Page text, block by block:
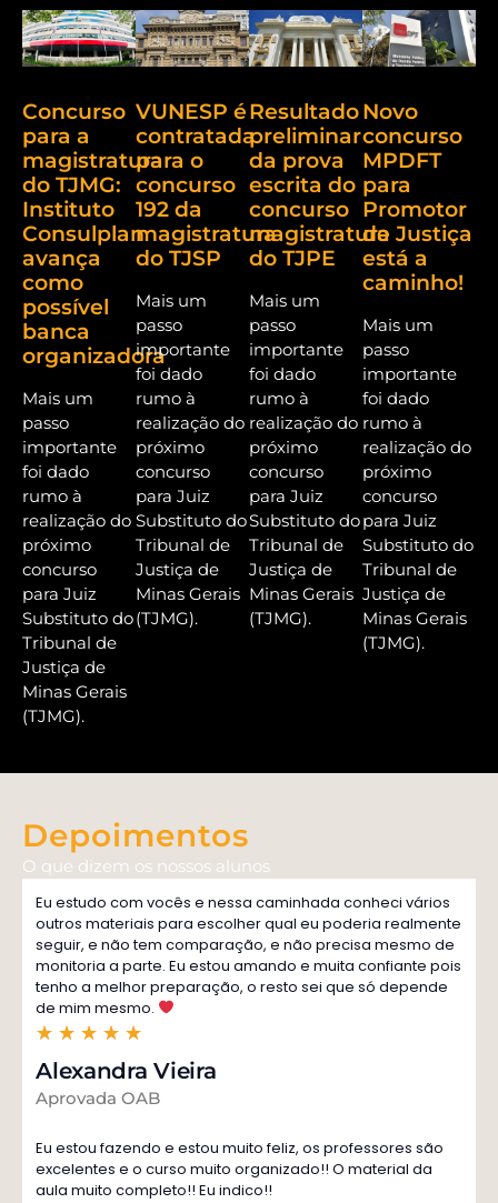
Concurso
para a
magistratura
do TJMG:
Instituto
Consulplan
avança
como
possível
banca
organizadora
Mais um
passo
importante
foi dado
rumo à
realização do
próximo
concurso
para Juiz
Substituto do
Tribunal de
Justiça de
Minas Gerais
(TJMG).
VUNESP é
contratada
para o
concurso
192 da
magistratura
do TJSP
Mais um
passo
importante
foi dado
rumo à
realização do
próximo
concurso
para Juiz
Substituto do
Tribunal de
Justiça de
Minas Gerais
(TJMG).
Resultado
preliminar
da prova
escrita do
concurso
magistratura
do TJPE
Mais um
passo
importante
foi dado
rumo à
realização do
próximo
concurso
para Juiz
Substituto do
Tribunal de
Justiça de
Minas Gerais
(TJMG).
Novo
concurso
MPDFT
para
Promotor
de Justiça
está a
caminho!
Mais um
passo
importante
foi dado
rumo à
realização do
próximo
concurso
para Juiz
Substituto do
Tribunal de
Justiça de
Minas Gerais
(TJMG).
Depoimentos
O que dizem os nossos alunos
Eu estudo com vocês e nessa caminhada conheci vários
outros materiais para escolher qual eu poderia realmente
seguir, e não tem comparação, e não precisa mesmo de
monitoria a parte. Eu estou amando e muita confiante pois
tenho a melhor preparação, o resto sei que só depende
de mim mesmo.
★ ★ ★ ★ ★
Alexandra Vieira
Aprovada OAB
Eu estou fazendo e estou muito feliz, os professores são
excelentes e o curso muito organizado!! O material da
aula muito completo!! Eu indico!!